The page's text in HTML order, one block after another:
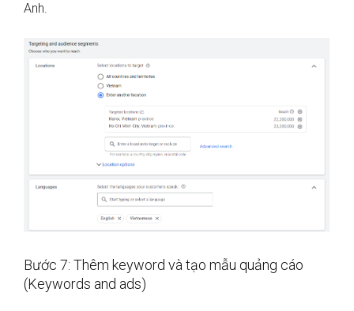
Anh.
Bước 7: Thêm keyword và tạo mẫu quảng cáo
(Keywords and ads)